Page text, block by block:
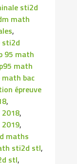
sti2d
math
,
sti2d
95 math
math
math bac
épreuve
,
,
,
maths
sti2d stl,
stl,